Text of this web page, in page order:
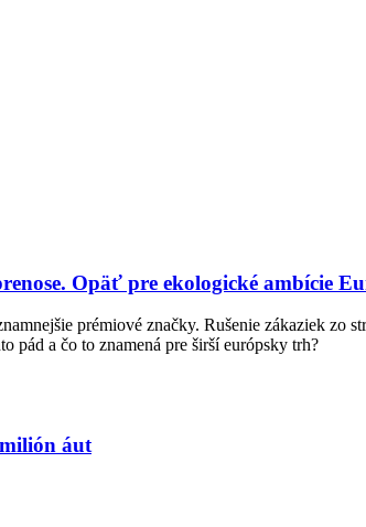
Opäť pre ekologické ambície
prémiové značky. Rušenie zákaziek zo
pád a čo to znamená pre širší európsky trh?
áut